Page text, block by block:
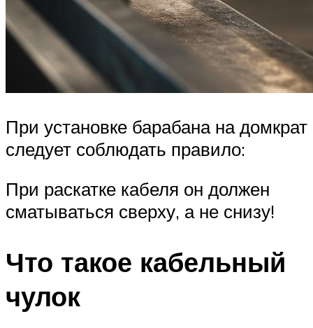
При установке барабана на домкрат
следует соблюдать правило:
При раскатке кабеля он должен
сматываться сверху, а не снизу!
Что такое кабельный
чулок